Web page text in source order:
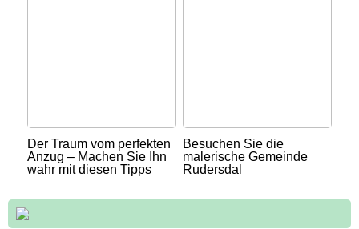
Der Traum vom perfekten
Anzug – Machen Sie Ihn
wahr mit diesen Tipps
Besuchen Sie die
malerische Gemeinde
Rudersdal